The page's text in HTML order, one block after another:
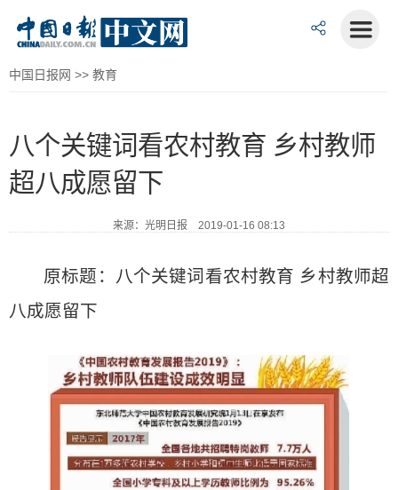
中国日报网 >> 教育
八个关键词看农村教育 乡村教师
超八成愿留下
来源：光明日报 2019-01-16 08:13
原标题：八个关键词看农村教育 乡村教师超
八成愿留下